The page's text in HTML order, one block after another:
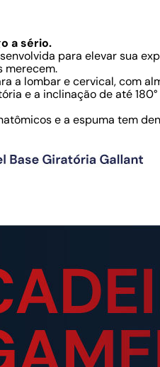
a sério.
para elevar sua
merecem.
a lombar e cervical, com
e a inclinação de até
e a espuma tem